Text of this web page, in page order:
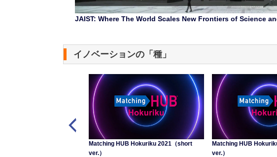
JAIST: Where The World Scales New Frontiers of Science
イノベーションの「種」
Matching HUB Hokuriku 2021（short
ver.）
Matching HUB
ver.）